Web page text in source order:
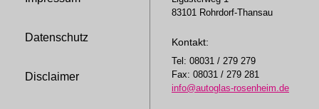
Datenschutz
Disclaimer
83101 Rohrdorf-Thansau
Kontakt:
Tel: 08031 / 279 279
Fax: 08031 / 279 281
info@autoglas-rosenheim.de